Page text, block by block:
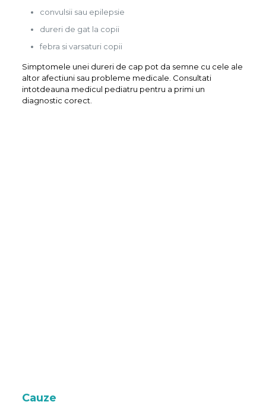
convulsii sau epilepsie
dureri de gat la copii
febra si varsaturi copii
Simptomele unei dureri de cap pot da semne cu cele ale
altor afectiuni sau probleme medicale. Consultati
intotdeauna medicul pediatru pentru a primi un
diagnostic corect.
Cauze